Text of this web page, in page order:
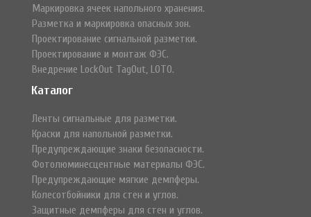
Маркировка ячеек напольного хранения.
Разметка и маркировка опасных зон.
Проектирование сигнальной разметки.
Проектирование и монтаж ФЭС.
Внедрение LockOut TagOut, LOTO.
Каталог
Ленты сигнальные для разметки.
Краски для напольной разметки.
Предупреждающие знаки безопасности.
Фотолюминесцентные материалы ФЭС.
Предупреждающие мягкие демпферы.
Колесотбойники для стен и углов.
Защитные демпферы для стен и углов.